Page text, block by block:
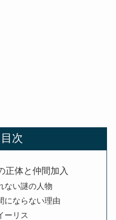
目次
正体と仲間加入
ない謎の人物
にならない理由
ーリス